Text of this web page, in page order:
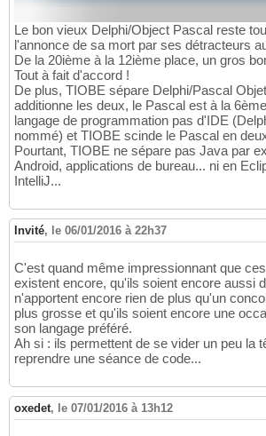
Le bon vieux Delphi/Object Pascal reste
l'annonce de sa mort par ses détracteurs
De la 20ième à la 12ième place, un gros
Tout à fait d'accord !
De plus, TIOBE sépare Delphi/Pascal
additionne les deux, le Pascal est à la
langage de programmation pas d'IDE
nommé) et TIOBE scinde le Pascal en
Pourtant, TIOBE ne sépare pas Java par
Android, applications de bureau... ni en
IntelliJ...
Invité, le 06/01/2016 à 22h37
C'est quand même impressionnant que
existent encore, qu'ils soient encore aussi
n'apportent encore rien de plus qu'un
plus grosse et qu'ils soient encore une
son langage préféré.
Ah si : ils permettent de se vider un peu la
reprendre une séance de code...
oxedet, le 07/01/2016 à 13h12